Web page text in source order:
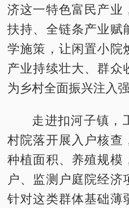
济这一特色富民产业
扶持、全链条产业赋
学施策，让闲置小院
产业持续壮大、群众
为乡村全面振兴注入强
走进扣河子镇，
村院落开展入户核查
种植面积、养殖规模
户、监测户庭院经济
针对这类群体基础薄